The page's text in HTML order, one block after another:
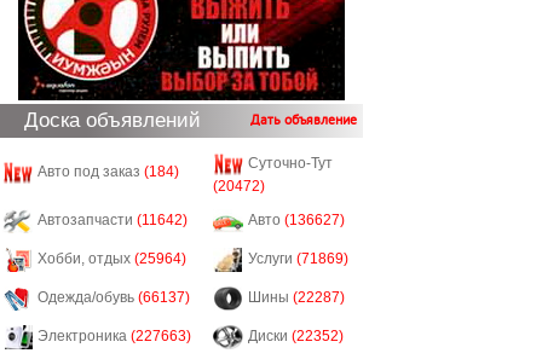
Доска объявлений Дать объявление
Авто под заказ (184)
Суточно-Тут
(20472)
Автозапчасти (11642) Авто (136627)
Хобби, отдых (25964) Услуги (71869)
Одежда/обувь (66137) Шины (22287)
Электроника (227663) Диски (22352)